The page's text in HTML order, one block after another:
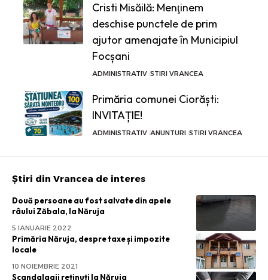
Cristi Misăilă: Menţinem
deschise punctele de prim
ajutor amenajate în Municipiul
Focșani
ADMINISTRATIV STIRI VRANCEA
Primăria comunei Ciorăști:
INVITAȚIE!
ADMINISTRATIV ANUNTURI STIRI VRANCEA
Știri din Vrancea de interes
Două persoane au fost salvate din apele
râului Zăbala, la Năruja
5 IANUARIE 2022
Primăria Năruja, despre taxe și impozite
locale
10 NOIEMBRIE 2021
Scandalagii reținuți la Năruja